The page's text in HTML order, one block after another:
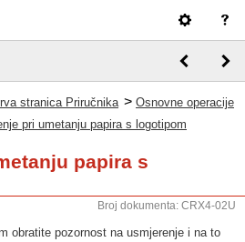
stranica Priručnika > Osnovne operacije
pri umetanju papira s logotipom
papira s
Broj dokumenta: CRX4-02U
obratite pozornost na usmjerenje i na to